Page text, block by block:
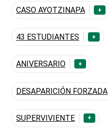
CASO AYOTZINAPA
+
43 ESTUDIANTES +
ANIVERSARIO +
DESAPARICIÓN FORZADA
SUPERVIVIENTE +